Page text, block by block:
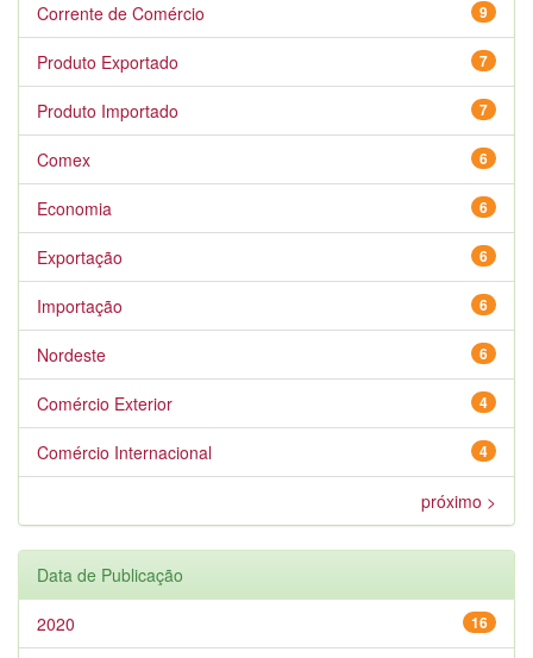
9
Corrente de Comércio
7
Produto Exportado
7
Produto Importado
6
Comex
6
Economia
6
Exportação
6
Importação
6
Nordeste
4
Comércio Exterior
4
Comércio Internacional
próximo >
Data de Publicação
16
2020